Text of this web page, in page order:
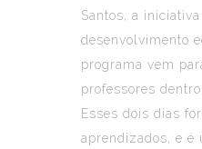
Santos, a
desenvolvimento
programa vem
professores
Esses dois dias
aprendizados, e é